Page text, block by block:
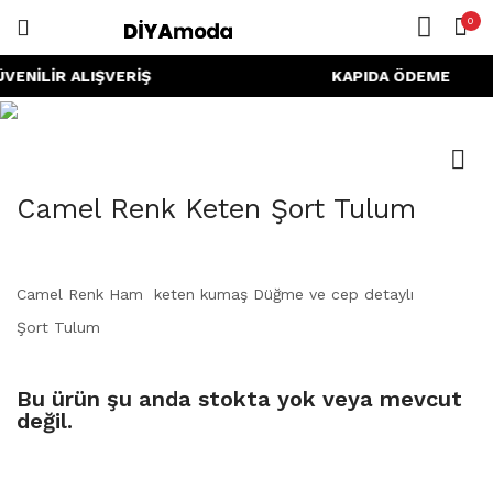
0
HESABIM
GIRIŞ KAYIT OL
ALIŞVERİŞ KAPIDA ÖDEME
Camel Renk Keten Şort Tulum
Camel Renk Ham keten kumaş Düğme ve cep detaylı
Şort Tulum
Bu ürün şu anda stokta yok veya mevcut
değil.